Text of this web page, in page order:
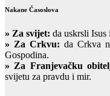
Nakane Časoslova
» Za svijet: da uskrsli
» Za Crkvu: da Crkva
Gospodina.
» Za Franjevačku
svijetu za pravdu i mir.